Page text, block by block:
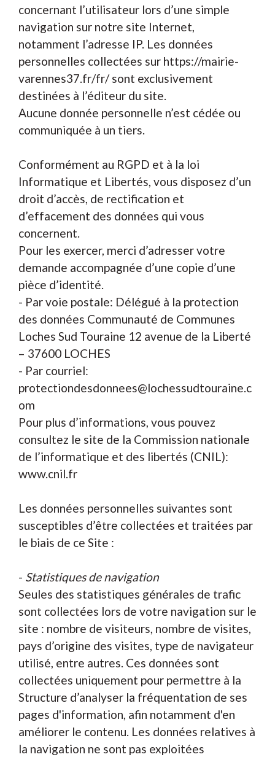
concernant l’utilisateur lors d’une simple
navigation sur notre site Internet,
notamment l’adresse IP. Les données
personnelles collectées sur https://mairie-
varennes37.fr/fr/ sont exclusivement
destinées à l’éditeur du site.
Aucune donnée personnelle n’est cédée ou
communiquée à un tiers.
Conformément au RGPD et à la loi
Informatique et Libertés, vous disposez d’un
droit d’accès, de rectification et
d’effacement des données qui vous
concernent.
Pour les exercer, merci d’adresser votre
demande accompagnée d’une copie d’une
pièce d’identité.
- Par voie postale: Délégué à la protection
des données Communauté de Communes
Loches Sud Touraine 12 avenue de la Liberté
– 37600 LOCHES
- Par courriel:
protectiondesdonnees@lochessudtouraine.c
om
Pour plus d’informations, vous pouvez
consultez le site de la Commission nationale
de l’informatique et des libertés (CNIL):
www.cnil.fr
Les données personnelles suivantes sont
susceptibles d’être collectées et traitées par
le biais de ce Site :
- Statistiques de navigation
Seules des statistiques générales de trafic
sont collectées lors de votre navigation sur le
site : nombre de visiteurs, nombre de visites,
pays d’origine des visites, type de navigateur
utilisé, entre autres. Ces données sont
collectées uniquement pour permettre à la
Structure d’analyser la fréquentation de ses
pages d'information, afin notamment d'en
améliorer le contenu. Les données relatives à
la navigation ne sont pas exploitées